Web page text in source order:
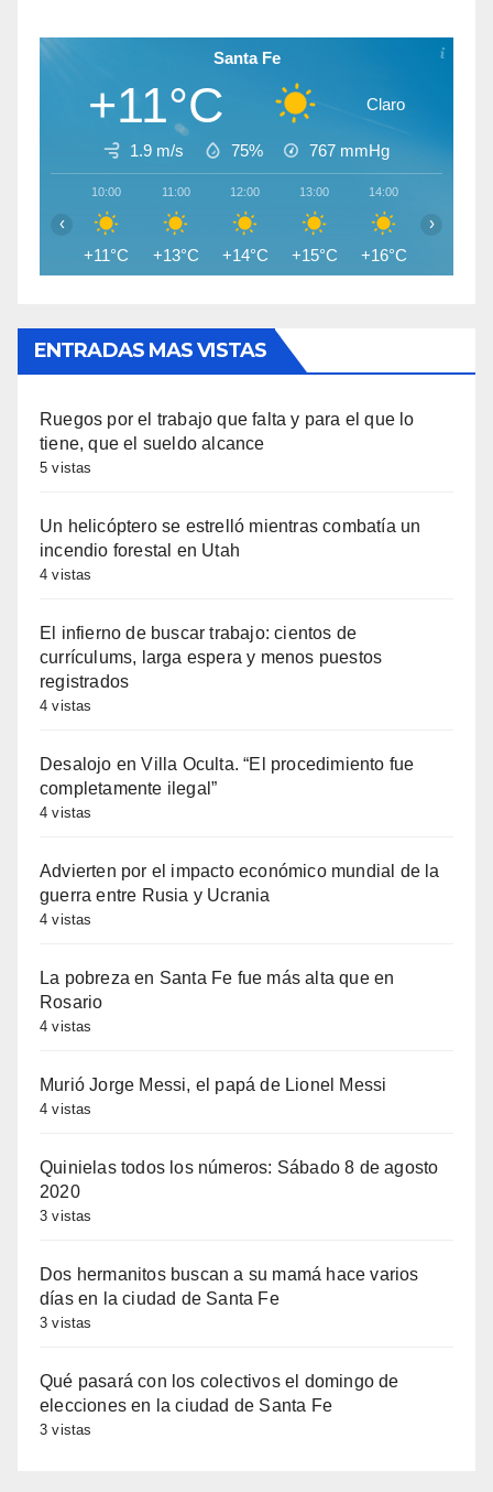
Santa Fe
+11°C Claro
1.9 m/s 75% 767 mmHg
10:00
+11°C
11:00
+13°C
12:00
+14°C
13:00
+15°C
14:00
+16°C
‹ ›
ENTRADAS MAS VISTAS
Ruegos por el trabajo que falta y para el que lo
tiene, que el sueldo alcance
5 vistas
Un helicóptero se estrelló mientras combatía un
incendio forestal en Utah
4 vistas
El infierno de buscar trabajo: cientos de
currículums, larga espera y menos puestos
registrados
4 vistas
Desalojo en Villa Oculta. “El procedimiento fue
completamente ilegal”
4 vistas
Advierten por el impacto económico mundial de la
guerra entre Rusia y Ucrania
4 vistas
La pobreza en Santa Fe fue más alta que en
Rosario
4 vistas
Murió Jorge Messi, el papá de Lionel Messi
4 vistas
Quinielas todos los números: Sábado 8 de agosto
2020
3 vistas
Dos hermanitos buscan a su mamá hace varios
días en la ciudad de Santa Fe
3 vistas
Qué pasará con los colectivos el domingo de
elecciones en la ciudad de Santa Fe
3 vistas